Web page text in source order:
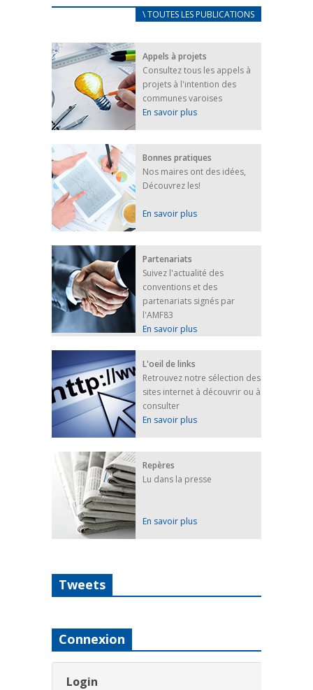
CARNET D’ACCUEIL
25 avril 2022
Afin d’accompagner au mieux les réfugiés
ukrainiens arrivés en France,...
FEUILLETER
\ TOUTES LES PUBLICATIONS
Appels à projets
Consultez tous les appels à
projets à l'intention des
communes varoises
En savoir plus
Bonnes pratiques
Nos maires ont des idées,
Découvrez les!
En savoir plus
Partenariats
Suivez l'actualité des
conventions et des
partenariats signés par
l'AMF83
En savoir plus
L'oeil de links
Retrouvez notre sélection des
sites internet à découvrir ou à
consulter
En savoir plus
Repères
Lu dans la presse
En savoir plus
Tweets
Connexion
Login